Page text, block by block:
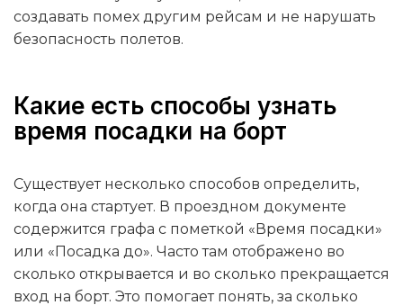
создавать помех другим рейсам и не нарушать
безопасность полетов.
Какие есть способы узнать
время посадки на борт
Существует несколько способов определить,
когда она стартует. В проездном документе
содержится графа с пометкой «Время посадки»
или «Посадка до». Часто там отображено во
сколько открывается и во сколько прекращается
вход на борт. Это помогает понять, за сколько